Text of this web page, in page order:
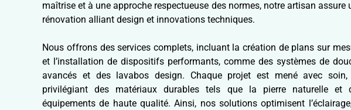
maîtrise et à une approche respectueuse des normes, notre artisan assure
rénovation alliant design et innovations techniques.
Nous offrons des services complets, incluant la création de plans sur
et l’installation de dispositifs performants, comme des systèmes de
avancés et des lavabos design. Chaque projet est mené avec soin,
privilégiant des matériaux durables tels que la pierre naturelle et
équipements de haute qualité. Ainsi, nos solutions optimisent